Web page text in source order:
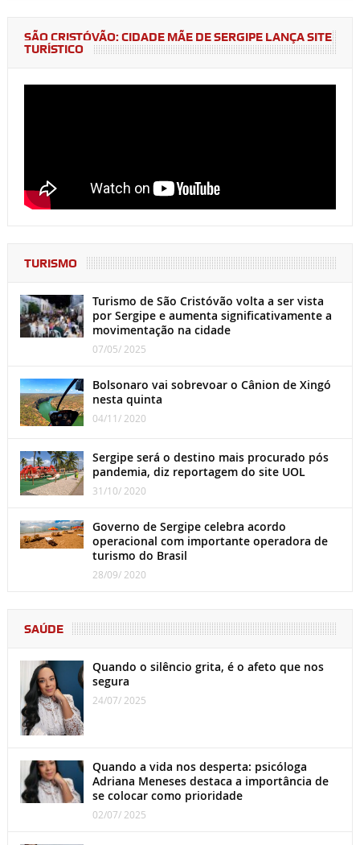
SÃO CRISTÓVÃO: CIDADE MÃE DE SERGIPE LANÇA SITE
TURÍSTICO
TURISMO
Turismo de São Cristóvão volta a ser vista
por Sergipe e aumenta significativamente a
movimentação na cidade
07/05/ 2025
Bolsonaro vai sobrevoar o Cânion de Xingó
nesta quinta
04/11/ 2020
Sergipe será o destino mais procurado pós
pandemia, diz reportagem do site UOL
31/10/ 2020
Governo de Sergipe celebra acordo
operacional com importante operadora de
turismo do Brasil
28/09/ 2020
SAÚDE
Quando o silêncio grita, é o afeto que nos
segura
24/07/ 2025
Quando a vida nos desperta: psicóloga
Adriana Meneses destaca a importância de
se colocar como prioridade
02/07/ 2025